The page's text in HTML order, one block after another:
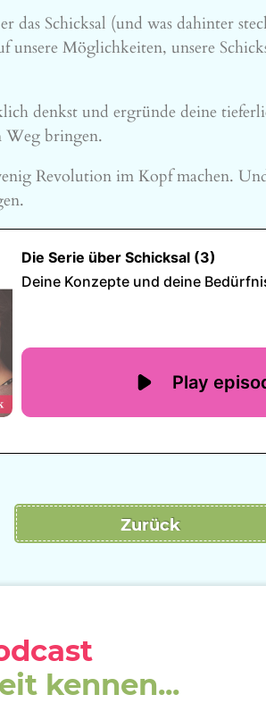
das Schicksal (und was dahinter
unsere Möglichkeiten, unsere
denkst und ergründe deine
Weg bringen.
Revolution im Kopf machen.
Zurück
kennen...